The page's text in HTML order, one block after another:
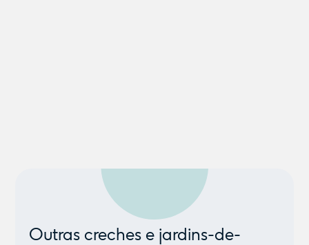
Outras creches e jardins-de-